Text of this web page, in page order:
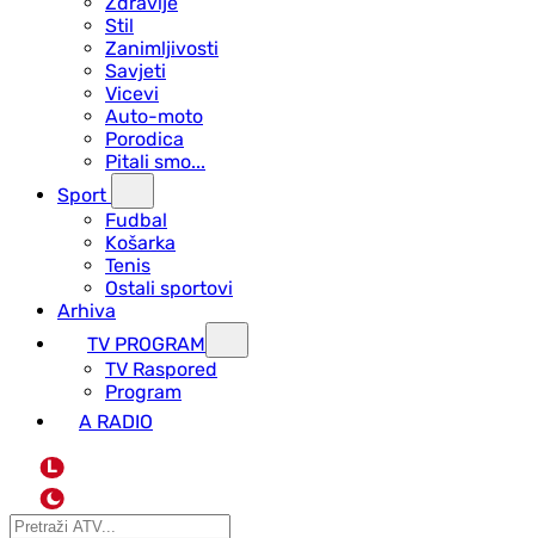
Stil
Zanimljivosti
Savjeti
Vicevi
Auto-moto
Porodica
Pitali smo...
Sport
Fudbal
Košarka
Tenis
Ostali sportovi
Arhiva
TV PROGRAM
ТV Raspored
Program
A RADIO
L